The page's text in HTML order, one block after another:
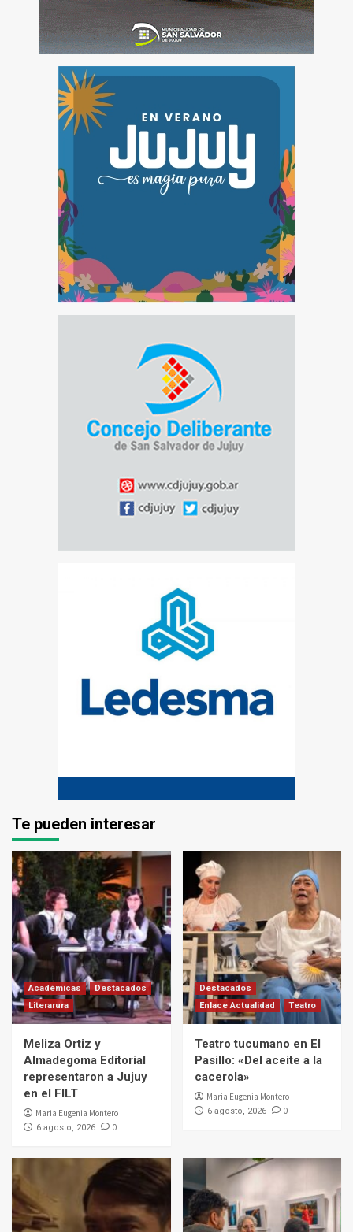
Te pueden interesar
Académicas
Destacados
Literarura
Meliza Ortiz y
Almadegoma Editorial
representaron a Jujuy
en el FILT
Maria Eugenia Montero
6 agosto, 2026 0
Destacados
Enlace Actualidad
Teatro
Teatro tucumano en El
Pasillo: «Del aceite a la
cacerola»
Maria Eugenia Montero
6 agosto, 2026 0